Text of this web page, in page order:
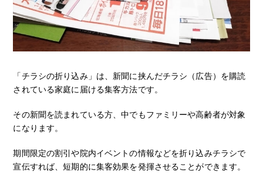
「チラシの折り込み」は、新聞に挟んだチラシ（広告）を購読
されている家庭に届ける集客方法です。
その新聞を読まれている方、中でもファミリーや高齢者が対象
になります。
期間限定の割引や院内イベントの情報などを折り込みチラシで
宣伝すれば、短期的に集客効果を発揮させることができます。